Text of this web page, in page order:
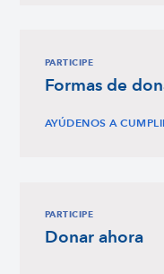
PARTICIPE
Formas de
AYÚDENOS A
PARTICIPE
Donar ahora